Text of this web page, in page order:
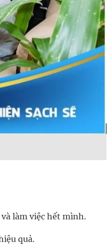
làm việc hết mình.
quả.